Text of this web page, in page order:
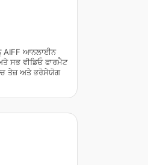
AIFF ਆਨਲਾਈਨ
ਸਭ ਵੀਡਿਓ ਫਾਰਮੈਟ
ਤੇਜ਼ ਅਤੇ ਭਰੋਸੇਯੋਗ